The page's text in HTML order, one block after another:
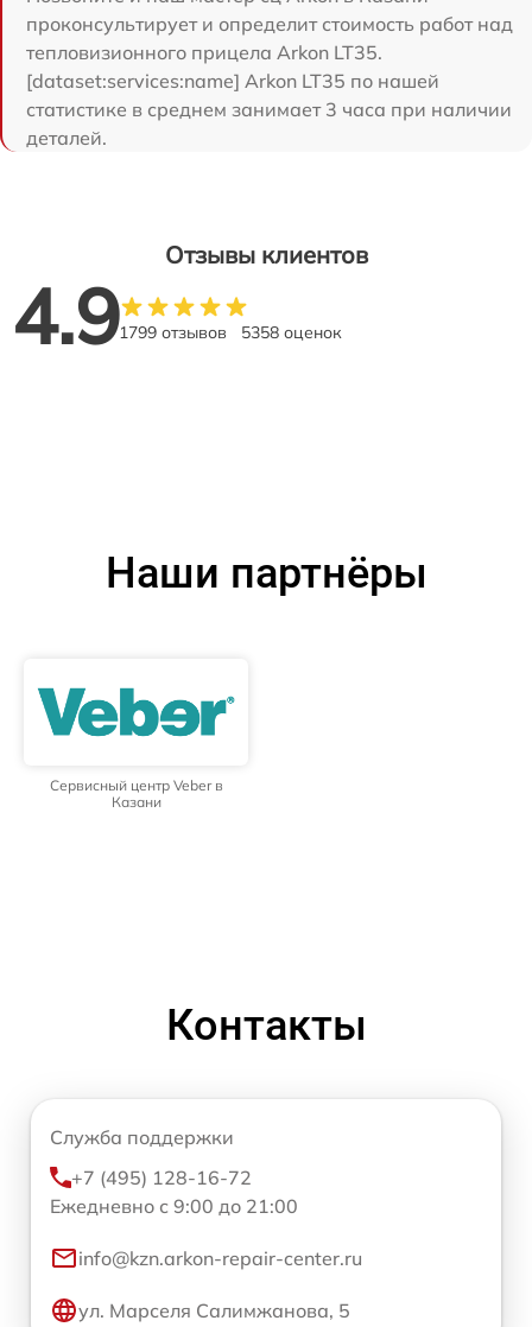
проконсультирует и определит стоимость работ над
тепловизионного прицела Arkon LT35.
[dataset:services:name] Arkon LT35 по нашей
статистике в среднем занимает 3 часа при наличии
деталей.
Отзывы клиентов
4.91799 отзывов 5358 оценок
Наши партнёры
Сервисный центр Veber в
Казани
Контакты
Служба поддержки
+7 (495) 128-16-72
Ежедневно с 9:00 до 21:00
info@kzn.arkon-repair-center.ru
ул. Марселя Салимжанова, 5